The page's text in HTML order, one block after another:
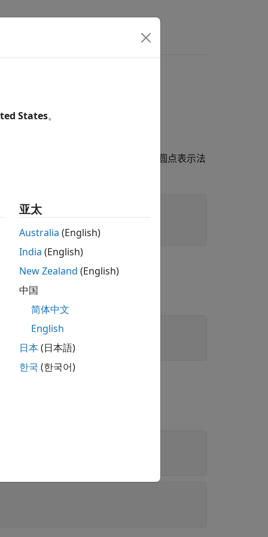
对象的某些方面。使用圆点表示法
States。
亚太
Australia (English)
India (English)
New Zealand (English)
中国
简体中文
English
日本(日本語)
한국 (한국어)